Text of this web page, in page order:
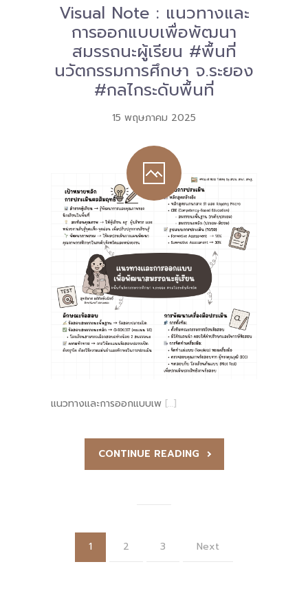
Visual Note : แนวทางและ
การออกแบบเพื่อพัฒนา
สมรรถนะผู้เรียน #พื้นที่
นวัตกรรมการศึกษา จ.ระยอง
#กลไกระดับพื้นที่
15 พฤษภาคม 2025
แนวทางและการออกแบบเพ […]
CONTINUE READING
1 2 3 Next